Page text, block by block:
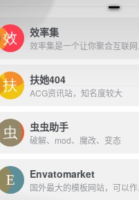
效率集
效率集是一个让你聚合互联网...
扶她404
ACG资讯站，知名度较大
虫虫助手
破解、mod、魔改、变态
Envatomarket
国外最大的模板网站，可以作...